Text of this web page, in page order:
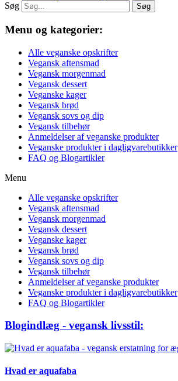
Søg Søg
Menu og kategorier:
Alle veganske opskrifter
Vegansk aftensmad
Vegansk morgenmad
Vegansk dessert
Veganske kager
Vegansk brød
Vegansk sovs og dip
Vegansk tilbehør
Anmeldelser af veganske produkter
Veganske produkter i dagligvarebutikker
FAQ og Blogartikler
Menu
Alle veganske opskrifter
Vegansk aftensmad
Vegansk morgenmad
Vegansk dessert
Veganske kager
Vegansk brød
Vegansk sovs og dip
Vegansk tilbehør
Anmeldelser af veganske produkter
Veganske produkter i dagligvarebutikker
FAQ og Blogartikler
Blogindlæg - vegansk livsstil:
Hvad er aquafaba